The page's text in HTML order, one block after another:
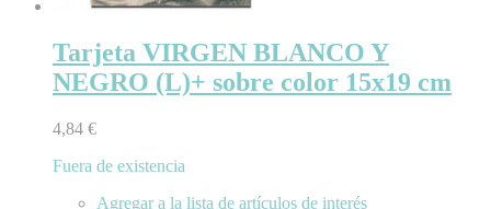
Tarjeta VIRGEN BLANCO Y
NEGRO (L)+ sobre color 15x19 cm
4,84 €
Fuera de existencia
Agregar a la lista de artículos de interés